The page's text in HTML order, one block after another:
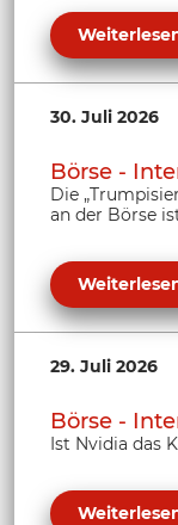
30. Juli 2026
Börse -
Die
an der Börse
29. Juli 2026
Börse -
Ist Nvidia das